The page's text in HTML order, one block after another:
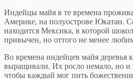
Индейцы майя в те времена
Америке, на полуострове Юкатан.
находится Мексика, в которой
привычен, но оттого не менее
Во времена индейцев майя деревья
выращивали. Их росло немало, но и
чтобы каждый мог пить